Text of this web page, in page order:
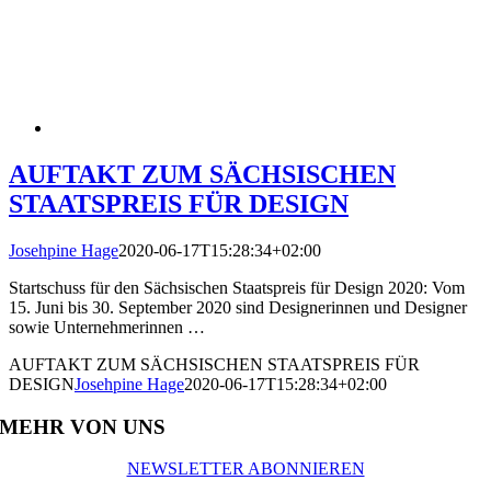
AUFTAKT ZUM SÄCHSISCHEN
STAATSPREIS FÜR DESIGN
Josehpine Hage2020-06-17T15:28:34+02:00
Startschuss für den Sächsischen Staatspreis für Design 2020: Vom
15. Juni bis 30. September 2020 sind Designerinnen und Designer
sowie Unternehmerinnen …
AUFTAKT ZUM SÄCHSISCHEN STAATSPREIS FÜR
DESIGNJosehpine Hage2020-06-17T15:28:34+02:00
MEHR VON UNS
NEWSLETTER ABONNIEREN